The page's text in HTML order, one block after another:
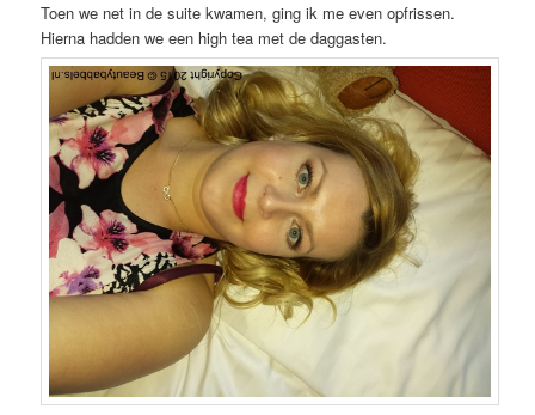
Toen we net in de suite kwamen, ging ik me even opfrissen.
Hierna hadden we een high tea met de daggasten.